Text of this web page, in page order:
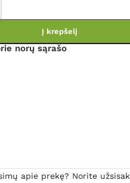
Į krepšelį
norų sąrašo
apie prekę? Norite